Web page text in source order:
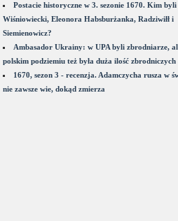
Postacie historyczne w 3. sezonie 1670. Kim
Wiśniowiecki, Eleonora Habsburżanka, Radziwiłł i
Siemienowicz?
Ambasador Ukrainy: w UPA byli zbrodniarze,
polskim podziemiu też była duża ilość
1670, sezon 3 - recenzja. Adamczycha rusza w
nie zawsze wie, dokąd zmierza